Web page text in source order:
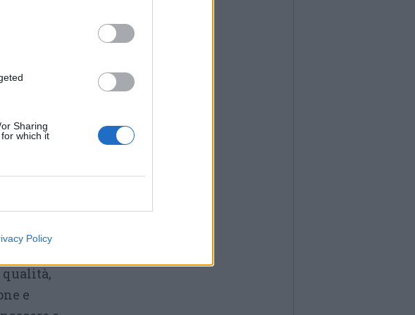
Sharing
which it
Policy
lacustri,
di
l’acqua
e